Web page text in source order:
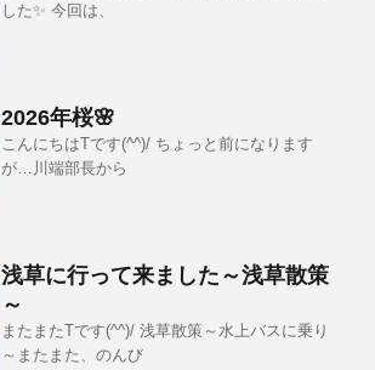
した✨ 今回は、
2026年桜🌸
こんにちはTです(^^)/ ちょっと前になります
が…川端部長から
浅草に行って来ました～浅草散策
～
またまたTです(^^)/ 浅草散策～水上バスに乗り
～またまた、のんび